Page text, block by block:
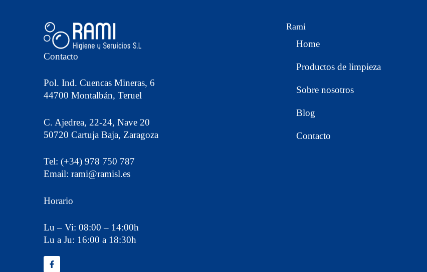
Contacto
Pol. Ind. Cuencas Mineras, 6
44700 Montalbán, Teruel
C. Ajedrea, 22-24, Nave 20
50720 Cartuja Baja, Zaragoza
Tel: (+34) 978 750 787
Email: rami@ramisl.es
Horario
Lu – Vi: 08:00 – 14:00h
Lu a Ju: 16:00 a 18:30h
Rami
Home
Productos de limpieza
Sobre nosotros
Blog
Contacto